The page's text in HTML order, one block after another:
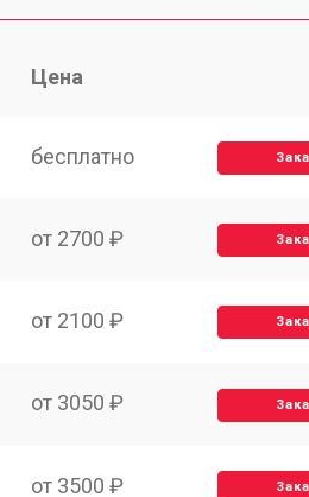
Цена
бесплатно
от 2700 ₽
от 2100 ₽
от 3050 ₽
от 3500 ₽